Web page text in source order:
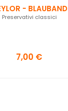
- BLAUBAND
Preservativi classici
7,00 €